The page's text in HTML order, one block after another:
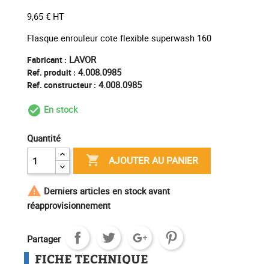
9,65 € HT
Flasque enrouleur cote flexible superwash 160
Fabricant : LAVOR
Ref. produit : 4.008.0985
Ref. constructeur : 4.008.0985
check_circle_outline
En stock
Quantité
 AJOUTER AU PANIER
 Derniers articles en stock avant
réapprovisionnement
Partager
FICHE TECHNIQUE